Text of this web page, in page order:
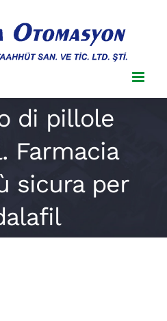
di pillole
Farmacia
sicura per